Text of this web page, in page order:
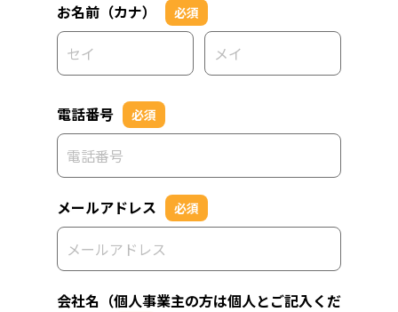
お名前（カナ） 必須
電話番号 必須
メールアドレス 必須
会社名（個人事業主の方は個人とご記入くだ